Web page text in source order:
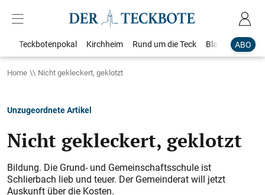
ABO
Teckbotenpokal Kirchheim Rund um die Teck Blaulicht
Home Nicht gekleckert, geklotzt
Unzugeordnete Artikel
Nicht gekleckert, geklotzt
Bildung. Die Grund- und Gemeinschaftsschule ist
Schlierbach lieb und teuer. Der Gemeinderat will jetzt
Auskunft über die Kosten.